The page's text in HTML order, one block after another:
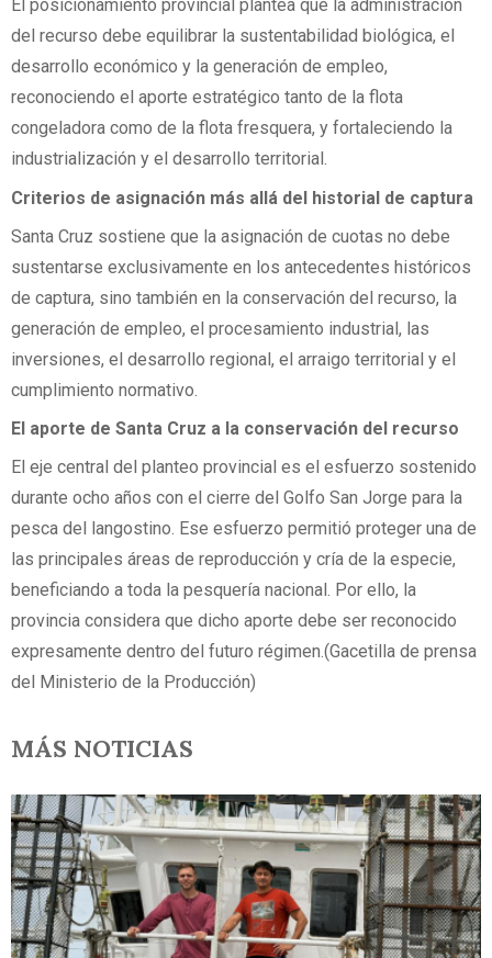
El posicionamiento provincial plantea que la administración
del recurso debe equilibrar la sustentabilidad biológica, el
desarrollo económico y la generación de empleo,
reconociendo el aporte estratégico tanto de la flota
congeladora como de la flota fresquera, y fortaleciendo la
industrialización y el desarrollo territorial.
Criterios de asignación más allá del historial de captura
Santa Cruz sostiene que la asignación de cuotas no debe
sustentarse exclusivamente en los antecedentes históricos
de captura, sino también en la conservación del recurso, la
generación de empleo, el procesamiento industrial, las
inversiones, el desarrollo regional, el arraigo territorial y el
cumplimiento normativo.
El aporte de Santa Cruz a la conservación del recurso
El eje central del planteo provincial es el esfuerzo sostenido
durante ocho años con el cierre del Golfo San Jorge para la
pesca del langostino. Ese esfuerzo permitió proteger una de
las principales áreas de reproducción y cría de la especie,
beneficiando a toda la pesquería nacional. Por ello, la
provincia considera que dicho aporte debe ser reconocido
expresamente dentro del futuro régimen.(Gacetilla de prensa
del Ministerio de la Producción)
MÁS NOTICIAS